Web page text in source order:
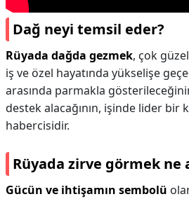
Dağ neyi temsil eder?
Rüyada dağda gezmek, çok
iş ve özel hayatında yükselişe
arasında parmakla
destek alacağının, işinde lider bir
habercisidir.
Rüyada zirve görmek ne
Gücün ve ihtişamın sembolü